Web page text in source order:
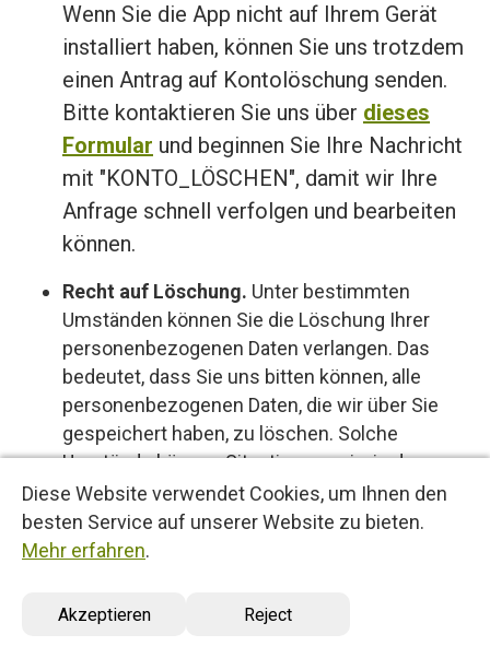
Diese Website verwendet Cookies, um Ihnen den
besten Service auf unserer Website zu bieten.
Mehr erfahren.
Akzeptieren Reject
Wenn Sie die App nicht auf Ihrem Gerät
installiert haben, können Sie uns trotzdem
einen Antrag auf Kontolöschung senden.
Bitte kontaktieren Sie uns über dieses
Formular und beginnen Sie Ihre Nachricht
mit "KONTO_LÖSCHEN", damit wir Ihre
Anfrage schnell verfolgen und bearbeiten
können.
Recht auf Löschung. Unter bestimmten
Umständen können Sie die Löschung Ihrer
personenbezogenen Daten verlangen. Das
bedeutet, dass Sie uns bitten können, alle
personenbezogenen Daten, die wir über Sie
gespeichert haben, zu löschen. Solche
Umstände können Situationen sein, in denen
die Daten für die Zwecke, für die sie erhoben
oder verarbeitet wurden, nicht mehr
erforderlich sind.
Daten.Sie können Ihre persönlichen Daten